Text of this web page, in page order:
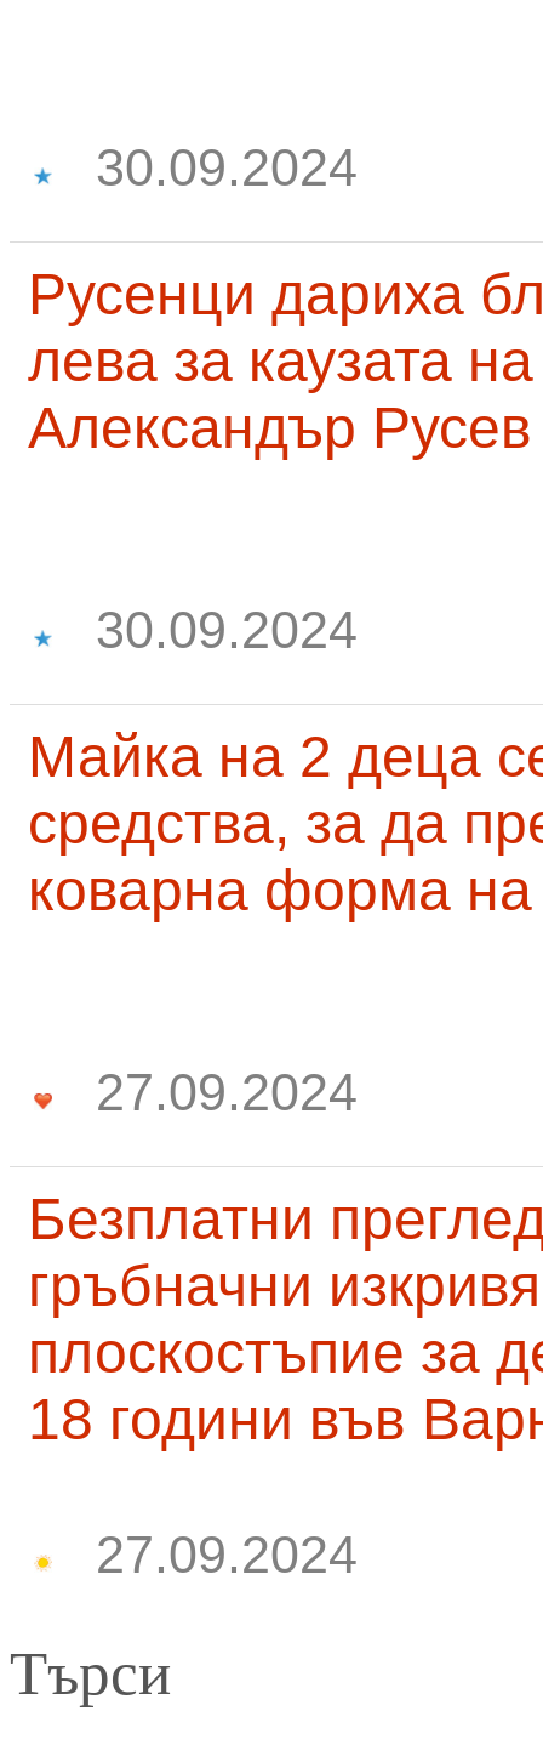
30.09.2024
Русенци дариха
лева за каузата
Александър Русев
30.09.2024
Майка на 2 деца
средства, за да
коварна форма на
27.09.2024
Безплатни
гръбначни
плоскостъпие за
18 години във
27.09.2024
Търси